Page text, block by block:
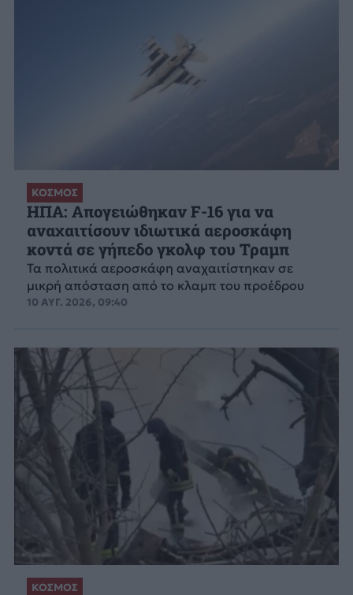
ΚΟΣΜΟΣ
ΗΠΑ: Απογειώθηκαν F-16 για να
αναχαιτίσουν ιδιωτικά αεροσκάφη
κοντά σε γήπεδο γκολφ του Τραμπ
Τα πολιτικά αεροσκάφη αναχαιτίστηκαν σε
μικρή απόσταση από το κλαμπ του προέδρου
10 ΑΥΓ. 2026, 09:40
ΚΟΣΜΟΣ